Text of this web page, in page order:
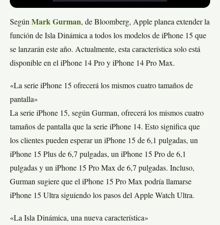
Según Mark Gurman, de Bloomberg, Apple planea extender la
función de Isla Dinámica a todos los modelos de iPhone 15 que
se lanzarán este año. Actualmente, esta característica solo está
disponible en el iPhone 14 Pro y iPhone 14 Pro Max.
«La serie iPhone 15 ofrecerá los mismos cuatro tamaños de
pantalla»
La serie iPhone 15, según Gurman, ofrecerá los mismos cuatro
tamaños de pantalla que la serie iPhone 14. Esto significa que
los clientes pueden esperar un iPhone 15 de 6,1 pulgadas, un
iPhone 15 Plus de 6,7 pulgadas, un iPhone 15 Pro de 6,1
pulgadas y un iPhone 15 Pro Max de 6,7 pulgadas. Incluso,
Gurman sugiere que el iPhone 15 Pro Max podría llamarse
iPhone 15 Ultra siguiendo los pasos del Apple Watch Ultra.
«La Isla Dinámica, una nueva característica»